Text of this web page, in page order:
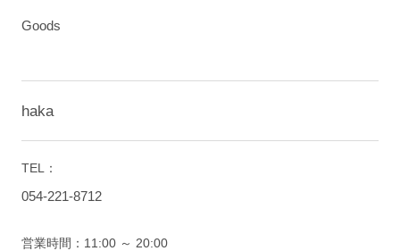
Goods
haka
TEL：
054-221-8712
営業時間：11:00 ～ 20:00